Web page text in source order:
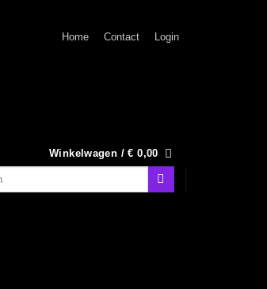
Home Contact Login
Winkelwagen /€ 0,00